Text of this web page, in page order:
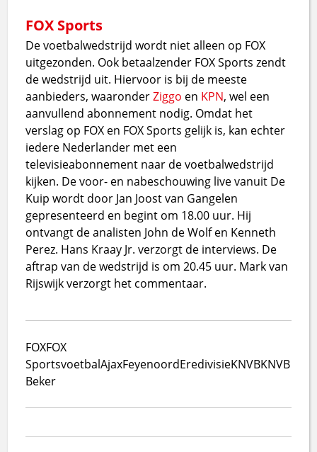
FOX Sports
De voetbalwedstrijd wordt niet alleen op FOX
uitgezonden. Ook betaalzender FOX Sports zendt
de wedstrijd uit. Hiervoor is bij de meeste
aanbieders, waaronderZiggo en KPN, wel een
aanvullend abonnement nodig. Omdat het
verslag op FOX en FOX Sports gelijk is, kan echter
iedere Nederlander met een
televisieabonnement naar de voetbalwedstrijd
kijken. De voor- en nabeschouwing live vanuit De
Kuip wordt door Jan Joost van Gangelen
gepresenteerd en begint om 18.00 uur. Hij
ontvangt de analisten John de Wolf en Kenneth
Perez. Hans Kraay Jr. verzorgt de interviews. De
aftrap van de wedstrijd is om 20.45 uur. Mark van
Rijswijk verzorgt het commentaar.
FOXFOX
SportsvoetbalAjaxFeyenoordEredivisieKNVBKNVB
Beker